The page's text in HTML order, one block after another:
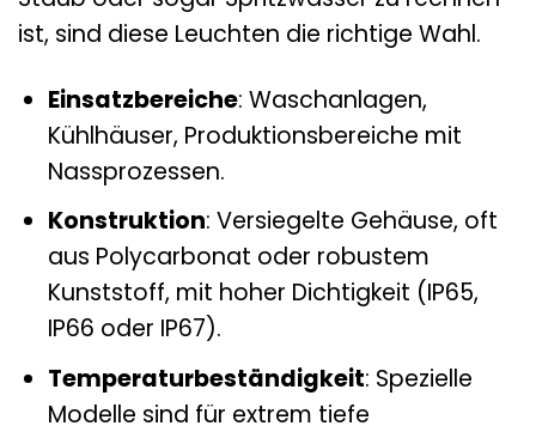
ist, sind diese Leuchten die richtige Wahl.
Einsatzbereiche: Waschanlagen,
Kühlhäuser, Produktionsbereiche mit
Nassprozessen.
Konstruktion: Versiegelte Gehäuse, oft
aus Polycarbonat oder robustem
Kunststoff, mit hoher Dichtigkeit (IP65,
IP66 oder IP67).
Temperaturbeständigkeit: Spezielle
Modelle sind für extrem tiefe